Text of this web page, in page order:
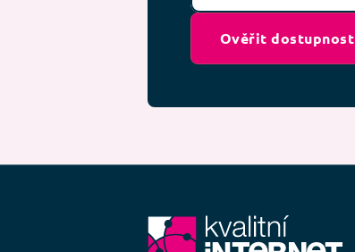
Ověřit dostupnost